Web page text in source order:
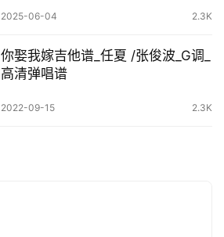
2025-06-04 2.3K
你娶我嫁吉他谱_任夏 /张俊波_G调_
高清弹唱谱
2022-09-15 2.3K